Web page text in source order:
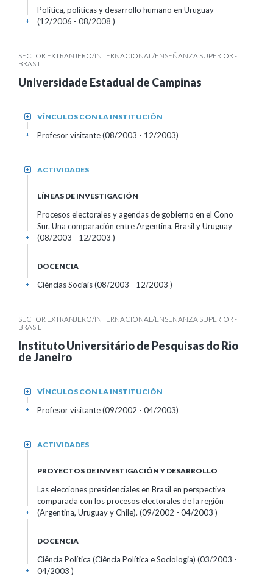
Política, políticas y desarrollo humano en Uruguay
(12/2006 - 08/2008 )
+
SECTOR EXTRANJERO/INTERNACIONAL/ENSEÑANZA SUPERIOR -
BRASIL
Universidade Estadual de Campinas
VÍNCULOS CON LA INSTITUCIÓN
+
Profesor visitante (08/2003 - 12/2003)
+
ACTIVIDADES
+
LÍNEAS DE INVESTIGACIÓN
Procesos electorales y agendas de gobierno en el Cono
Sur. Una comparación entre Argentina, Brasil y Uruguay
(08/2003 - 12/2003 )
+
DOCENCIA
Ciências Sociais (08/2003 - 12/2003 )
+
SECTOR EXTRANJERO/INTERNACIONAL/ENSEÑANZA SUPERIOR -
BRASIL
Instituto Universitário de Pesquisas do Rio
de Janeiro
VÍNCULOS CON LA INSTITUCIÓN
+
Profesor visitante (09/2002 - 04/2003)
+
ACTIVIDADES
+
PROYECTOS DE INVESTIGACIÓN Y DESARROLLO
Las elecciones presidenciales en Brasil en perspectiva
comparada con los procesos electorales de la región
(Argentina, Uruguay y Chile). (09/2002 - 04/2003 )
+
DOCENCIA
Ciência Política (Ciência Política e Sociologia) (03/2003 -
04/2003 )
+